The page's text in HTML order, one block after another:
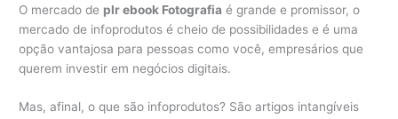
O mercado de plr ebook Fotografia é grande e promissor, o
mercado de infoprodutos é cheio de possibilidades e é uma
opção vantajosa para pessoas como você, empresários que
querem investir em negócios digitais.
Mas, afinal, o que são infoprodutos? São artigos intangíveis